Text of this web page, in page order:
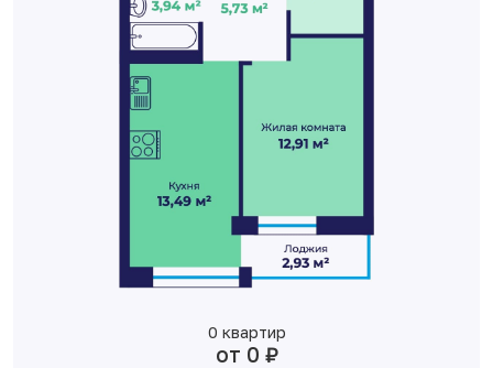
0 квартир
от 0 ₽